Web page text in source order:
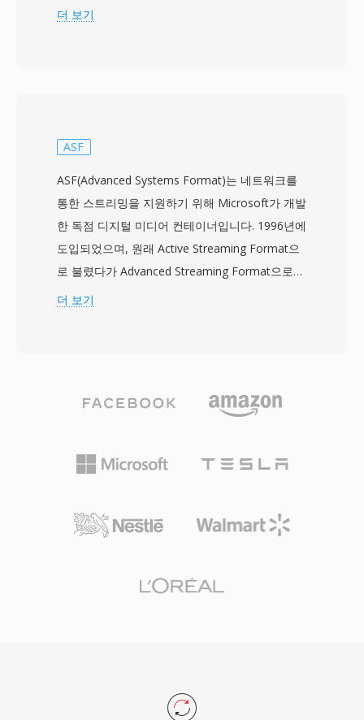
그래픽, 애니메이션, 임베디드 오디오와 비디오,
리케이션, 인터랙티브 멀티미디어 경험을 포함한
반 렌더링 엔진은 매우 작은 파일 크기에서도 부드
러운 애니메이션과 확장 가능한 그래픽을 가능하
게 하여, 느린 인터넷 연결에서도 풍부한 멀티미디
어 콘텐츠를 실용적으로 만들었습니다. SWF는 프
로그레시브 렌더링을 지원하여, 전체 파일이 다운
로드되기 전에 콘텐츠가 재생될 수 있었습니다.
는 도달 범위를 제공했습니다. 이 형식은 비디오
재생, 카메라 및 마이크 접근, 3D 가속, 실시간 애
했습니다. Adobe는 2020년 12월에 Flash Player
한 의미를 가지며 Ruffle 같은 오픈소스 프로젝트
를 통해 이 시대의 웹 콘텐츠에 대한 접근이 계속
더 보기
ASF
ASF(Advanced Systems Format)는 네트워크를
통한 스트리밍을 지원하기 위해 Microsoft가 개발
한 독점 디지털 미디어 컨테이너입니다. 1996년에
도입되었으며, 원래 Active Streaming Format으
로 불렸다가 Advanced Streaming Format으로
변경된 후 현재 이름을 갖게 되었습니다. ASF는
계되었으며, 전방 오류 정정, 확장 가능한 비트레
림 내에서 탐색하는 기능 등의 기능을 포함합니다.
ASF 파일은 메타데이터가 포함된 헤더 객체, 실제
액세스를 가능하게 하는 선택적 인덱스 객체로 구
초기 온라인 미디어 시대 상업적 콘텐츠 배포에 인
었지만, 레거시 Windows 미디어 생태계와
더 보기